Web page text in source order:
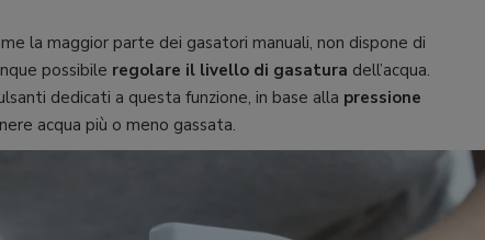
la maggior parte dei gasatori manuali, non dispone di
possibile regolare il livello di gasatura dell’acqua.
dedicati a questa funzione, in base alla pressione
acqua più o meno gassata.